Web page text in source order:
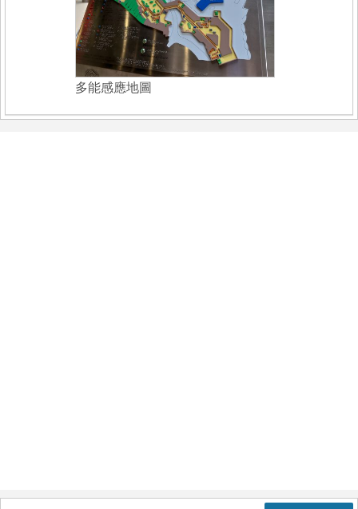
多能感應地圖